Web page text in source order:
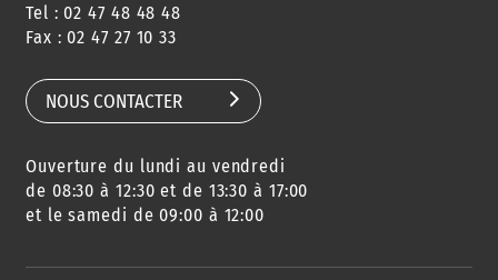
Tel : 02 47 48 48 48
Fax : 02 47 27 10 33
NOUS CONTACTER
Ouverture du lundi au vendredi
de 08:30 à 12:30 et de 13:30 à 17:00
et le samedi de 09:00 à 12:00